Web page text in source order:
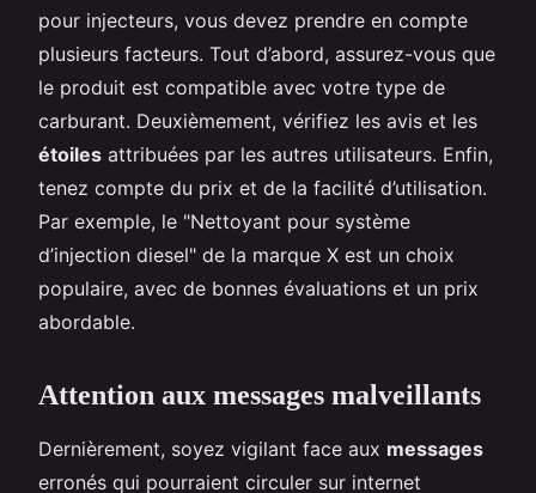
pour injecteurs, vous devez prendre en compte
plusieurs facteurs. Tout d’abord, assurez-vous que
le produit est compatible avec votre type de
carburant. Deuxièmement, vérifiez les avis et les
étoiles attribuées par les autres utilisateurs. Enfin,
tenez compte du prix et de la facilité d’utilisation.
Par exemple, le "Nettoyant pour système
d’injection diesel" de la marque X est un choix
populaire, avec de bonnes évaluations et un prix
abordable.
Attention aux messages malveillants
Dernièrement, soyez vigilant face aux messages
erronés qui pourraient circuler sur internet